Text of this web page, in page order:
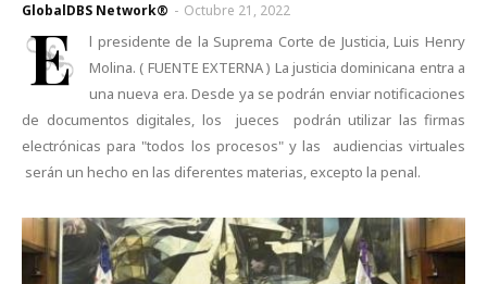
GlobalDBS Network® - Octubre 21, 2022
E
l presidente de la Suprema Corte de Justicia, Luis Henry
Molina. ( FUENTE EXTERNA ) La justicia dominicana entra a
una nueva era. Desde ya se podrán enviar notificaciones
de documentos digitales, los jueces podrán utilizar las firmas
electrónicas para "todos los procesos" y las audiencias virtuales
serán un hecho en las diferentes materias, excepto la penal.